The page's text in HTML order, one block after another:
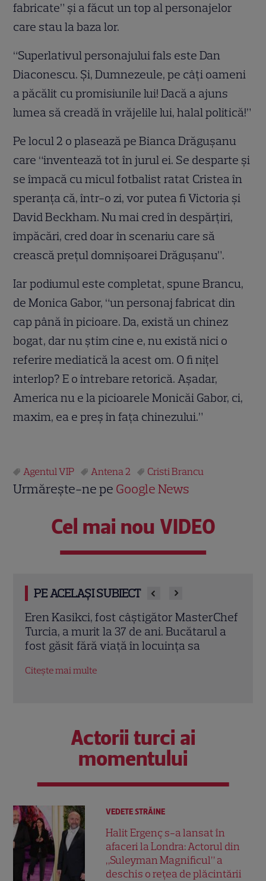
fabricate” şi a făcut un top al personajelor
care stau la baza lor.
“Superlativul personajului fals este Dan
Diaconescu. Şi, Dumnezeule, pe câţi oameni
a păcălit cu promisiunile lui! Dacă a ajuns
lumea să creadă în vrăjelile lui, halal politică!”
Pe locul 2 o plasează pe Bianca Drăguşanu
care “inventează tot în jurul ei. Se desparte şi
se împacă cu micul fotbalist ratat Cristea în
speranţa că, într-o zi, vor putea fi Victoria şi
David Beckham. Nu mai cred în despărţiri,
împăcări, cred doar în scenariu care să
crească preţul domnişoarei Drăguşanu”.
Iar podiumul este completat, spune Brancu,
de Monica Gabor, “un personaj fabricat din
cap până în picioare. Da, există un chinez
bogat, dar nu ştim cine e, nu există nici o
referire mediatică la acest om. O fi niţel
interlop? E o întrebare retorică. Aşadar,
America nu e la picioarele Monicăi Gabor, ci,
maxim, ea e preş în faţa chinezului.”
Agentul VIP Antena 2 Cristi Brancu
Urmărește-ne pe Google News
Cel mai nou VIDEO
PE ACELAȘI SUBIECT
Trei cupluri revin la „Insula Iubirii –
Reuniuni”. Ce se întâmplă când se
întâlnesc din nou cu Radu Vâlcan
Citește mai multe
Actorii turci ai
momentului
VEDETE STRĂINE
Halit Ergenç s-a lansat în
afaceri la Londra: Actorul din
„Suleyman Magnificul” a
deschis o rețea de plăcintării